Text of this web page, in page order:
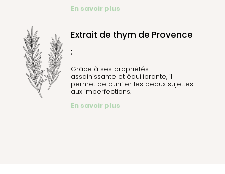
En savoir plus
Extrait de thym de Provence
:
Grâce à ses propriétés
assainissante et équilibrante, il
permet de purifier les peaux sujettes
aux imperfections.
En savoir plus